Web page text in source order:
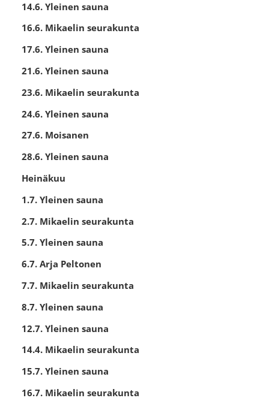
14.6. Yleinen sauna
16.6. Mikaelin seurakunta
17.6. Yleinen sauna
21.6. Yleinen sauna
23.6. Mikaelin seurakunta
24.6. Yleinen sauna
27.6. Moisanen
28.6. Yleinen sauna
Heinäkuu
1.7. Yleinen sauna
2.7. Mikaelin seurakunta
5.7. Yleinen sauna
6.7. Arja Peltonen
7.7. Mikaelin seurakunta
8.7. Yleinen sauna
12.7. Yleinen sauna
14.4. Mikaelin seurakunta
15.7. Yleinen sauna
16.7. Mikaelin seurakunta